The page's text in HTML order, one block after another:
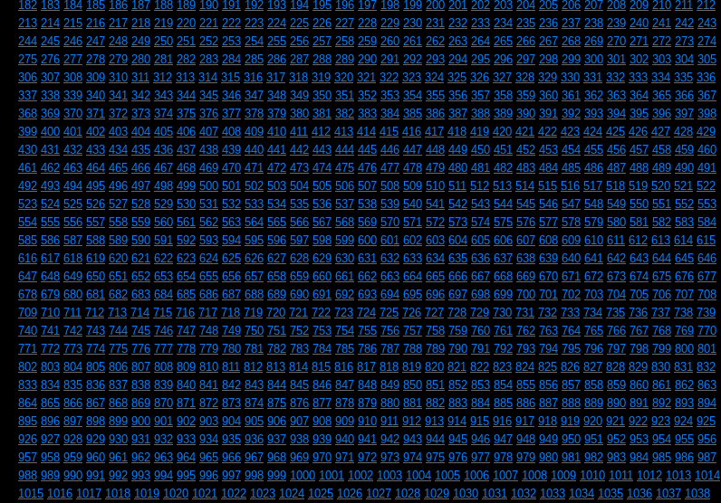
182 183 184 185 186 187 188 189 190 191 192 193 194 195 196 197 198 199 200 201 202 203 204 205 206 207 208 209 210 211 212
213 214 215 216 217 218 219 220 221 222 223 224 225 226 227 228 229 230 231 232 233 234 235 236 237 238 239 240 241 242 243
244 245 246 247 248 249 250 251 252 253 254 255 256 257 258 259 260 261 262 263 264 265 266 267 268 269 270 271 272 273 274
275 276 277 278 279 280 281 282 283 284 285 286 287 288 289 290 291 292 293 294 295 296 297 298 299 300 301 302 303 304 305
306 307 308 309 310 311 312 313 314 315 316 317 318 319 320 321 322 323 324 325 326 327 328 329 330 331 332 333 334 335 336
337 338 339 340 341 342 343 344 345 346 347 348 349 350 351 352 353 354 355 356 357 358 359 360 361 362 363 364 365 366 367
368 369 370 371 372 373 374 375 376 377 378 379 380 381 382 383 384 385 386 387 388 389 390 391 392 393 394 395 396 397 398
399 400 401 402 403 404 405 406 407 408 409 410 411 412 413 414 415 416 417 418 419 420 421 422 423 424 425 426 427 428 429
430 431 432 433 434 435 436 437 438 439 440 441 442 443 444 445 446 447 448 449 450 451 452 453 454 455 456 457 458 459 460
461 462 463 464 465 466 467 468 469 470 471 472 473 474 475 476 477 478 479 480 481 482 483 484 485 486 487 488 489 490 491
492 493 494 495 496 497 498 499 500 501 502 503 504 505 506 507 508 509 510 511 512 513 514 515 516 517 518 519 520 521 522
523 524 525 526 527 528 529 530 531 532 533 534 535 536 537 538 539 540 541 542 543 544 545 546 547 548 549 550 551 552 553
554 555 556 557 558 559 560 561 562 563 564 565 566 567 568 569 570 571 572 573 574 575 576 577 578 579 580 581 582 583 584
585 586 587 588 589 590 591 592 593 594 595 596 597 598 599 600 601 602 603 604 605 606 607 608 609 610 611 612 613 614 615
616 617 618 619 620 621 622 623 624 625 626 627 628 629 630 631 632 633 634 635 636 637 638 639 640 641 642 643 644 645 646
647 648 649 650 651 652 653 654 655 656 657 658 659 660 661 662 663 664 665 666 667 668 669 670 671 672 673 674 675 676 677
678 679 680 681 682 683 684 685 686 687 688 689 690 691 692 693 694 695 696 697 698 699 700 701 702 703 704 705 706 707 708
709 710 711 712 713 714 715 716 717 718 719 720 721 722 723 724 725 726 727 728 729 730 731 732 733 734 735 736 737 738 739
740 741 742 743 744 745 746 747 748 749 750 751 752 753 754 755 756 757 758 759 760 761 762 763 764 765 766 767 768 769 770
771 772 773 774 775 776 777 778 779 780 781 782 783 784 785 786 787 788 789 790 791 792 793 794 795 796 797 798 799 800 801
802 803 804 805 806 807 808 809 810 811 812 813 814 815 816 817 818 819 820 821 822 823 824 825 826 827 828 829 830 831 832
833 834 835 836 837 838 839 840 841 842 843 844 845 846 847 848 849 850 851 852 853 854 855 856 857 858 859 860 861 862 863
864 865 866 867 868 869 870 871 872 873 874 875 876 877 878 879 880 881 882 883 884 885 886 887 888 889 890 891 892 893 894
895 896 897 898 899 900 901 902 903 904 905 906 907 908 909 910 911 912 913 914 915 916 917 918 919 920 921 922 923 924 925
926 927 928 929 930 931 932 933 934 935 936 937 938 939 940 941 942 943 944 945 946 947 948 949 950 951 952 953 954 955 956
957 958 959 960 961 962 963 964 965 966 967 968 969 970 971 972 973 974 975 976 977 978 979 980 981 982 983 984 985 986 987
988 989 990 991 992 993 994 995 996 997 998 999 1000 1001 1002 1003 1004 1005 1006 1007 1008 1009 1010 1011 1012 1013 1014
1015 1016 1017 1018 1019 1020 1021 1022 1023 1024 1025 1026 1027 1028 1029 1030 1031 1032 1033 1034 1035 1036 1037 1038